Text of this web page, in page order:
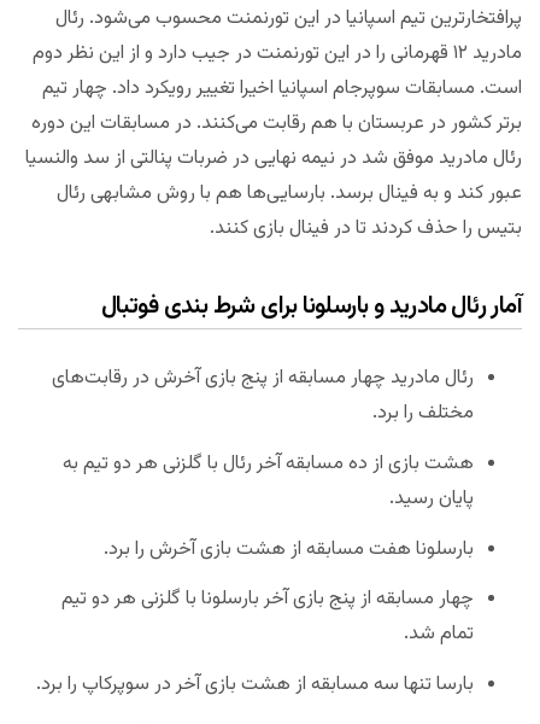
پرافتخارترین تیم اسپانیا در این تورنمنت محسوب می‌شود. رئال
مادرید ۱۲ قهرمانی را در این تورنمنت در جیب دارد و از این نظر دوم
است. مسابقات سوپرجام اسپانیا اخیرا تغییر رویکرد داد. چهار تیم
برتر کشور در عربستان با هم رقابت می‌کنند. در مسابقات این دوره
رئال مادرید موفق شد در نیمه نهایی در ضربات پنالتی از سد والنسیا
عبور کند و به فینال برسد. بارسایی‌ها هم با روش مشابهی رئال
بتیس را حذف کردند تا در فینال بازی کنند.
آماررئال مادرید و بارسلونا برای شرط بندی فوتبال
رئال مادرید چهار مسابقه از پنج بازی آخرش در رقابت‌های
مختلف را برد.
هشت بازی از ده مسابقه آخر رئال با گلزنی هر دو تیم به
پایان رسید.
بارسلونا هفت مسابقه از هشت بازی آخرش را برد.
چهار مسابقه از پنج بازی آخر بارسلونا با گلزنی هر دو تیم
تمام شد.
بارسا تنها سه مسابقه از هشت بازی آخر در سوپرکاپ را برد.